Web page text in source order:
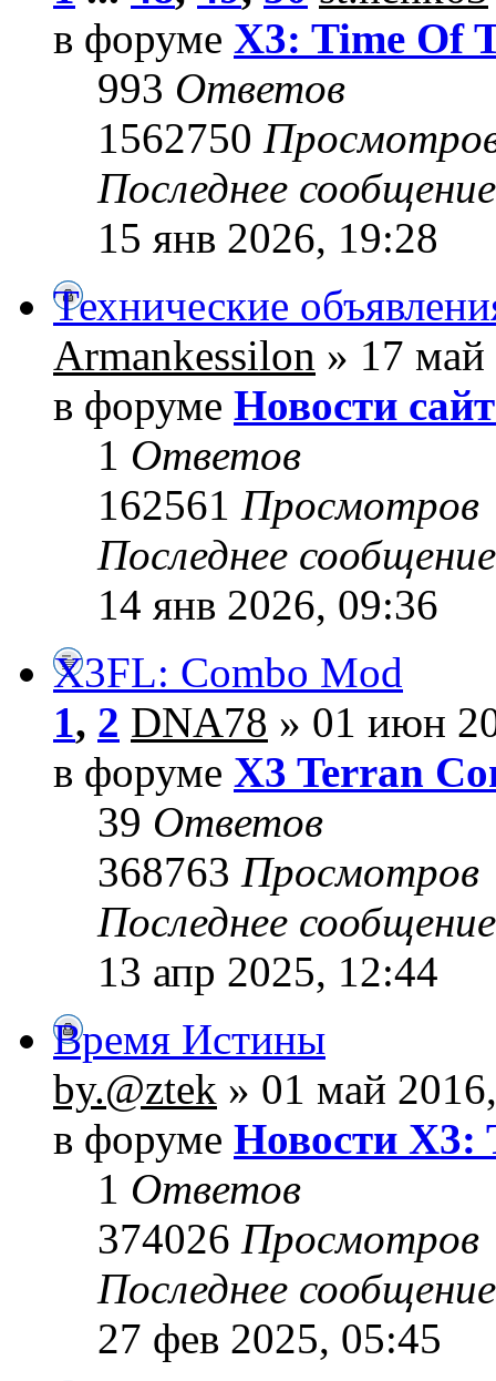
в форуме X3: Time Of
993 Ответов
1562750
Последнее
15 янв 2026, 19:28
Технические
Armankessilon » 17
в форуме Новости
1 Ответов
162561 Просмотров
Последнее
14 янв 2026, 09:36
X3FL: Combo Mod
1, 2 DNA78 » 01 июн
в форуме X3 Terran
39 Ответов
368763 Просмотров
Последнее
13 апр 2025, 12:44
Время Истины
by.@ztek » 01 май
в форуме Новости X3:
1 Ответов
374026 Просмотров
Последнее
27 фев 2025, 05:45